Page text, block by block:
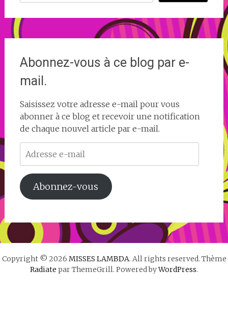
Abonnez-vous à ce blog par e-
mail.
Saisissez votre adresse e-mail pour vous
abonner à ce blog et recevoir une notification
de chaque nouvel article par e-mail.
Adresse
e-
mail
Abonnez-vous
Copyright © 2026 MISSES LAMBDA. All rights reserved. Thème
Radiate par ThemeGrill. Powered byWordPress.